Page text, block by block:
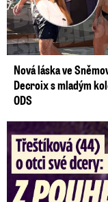
Nová láska ve
Decroix s mladým
ODS
Třeštíková (44) o